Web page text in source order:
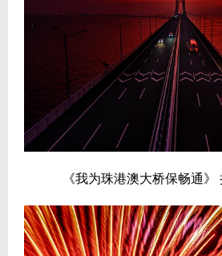
《我为珠港澳大桥保畅通